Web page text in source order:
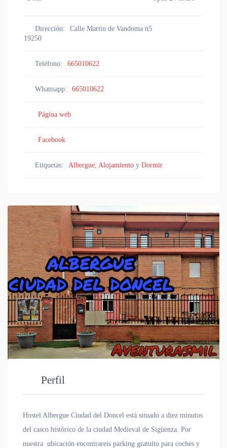
Perfil
Hostel Albergue Ciudad del Doncel está situado a diez minutos
del casco histórico de la ciudad Medieval de Sigüenza. Por
nuestra ubicación encontrareis parking gratuito para coches y
Dirección:
Calle Martin de Vandoma n5
19250
Teléfono: 665010622
Whattsapp: 665010622
Página web
Facebook
Etiquetas: Albergue Alojamiento y Dormir